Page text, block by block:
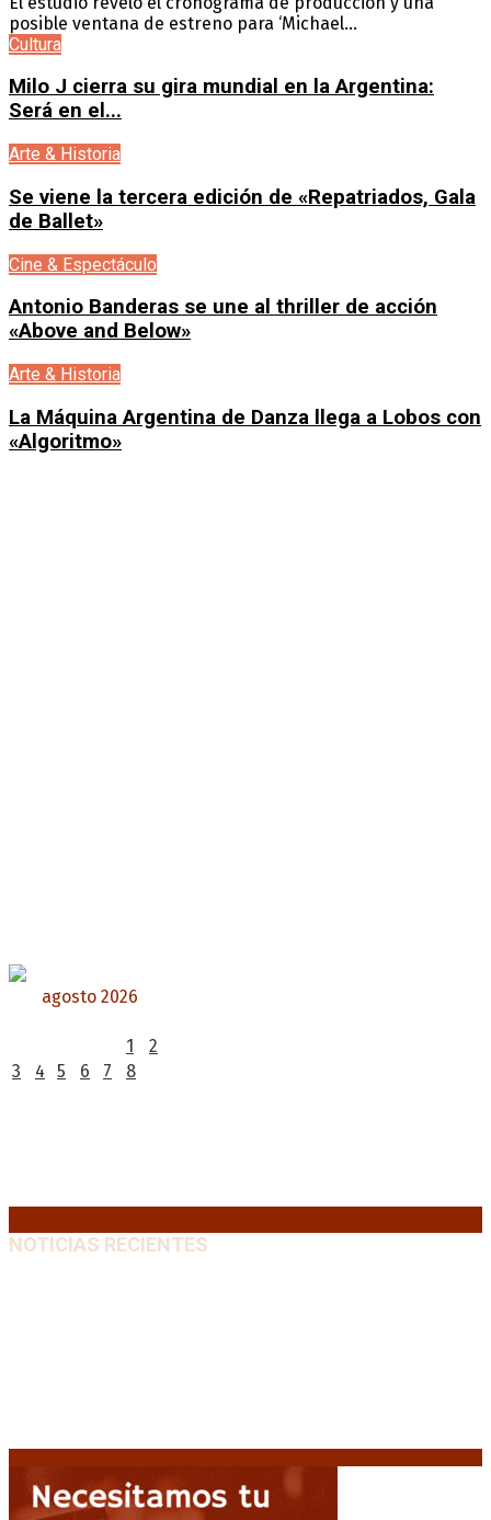
posible ventana de estreno para ‘Michael...
Cultura
Milo J cierra su gira mundial en la Argentina:
Será en el...
Arte & Historia
Se viene la tercera edición de «Repatriados, Gala
de Ballet»
Cine & Espectáculo
Antonio Banderas se une al thriller de acción
«Above and Below»
Arte & Historia
La Máquina Argentina de Danza llega a Lobos con
«Algoritmo»
agosto 2026
1
2
3
4 5 6 7 8
NOTICIAS RECIENTES